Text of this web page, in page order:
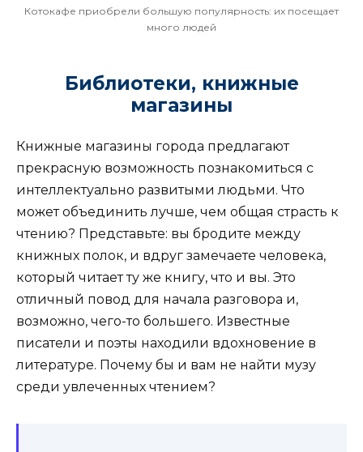
Котокафе приобрели большую популярность: их посещает
много людей
Библиотеки, книжные
магазины
Книжные магазины города предлагают
прекрасную возможность познакомиться с
интеллектуально развитыми людьми. Что
может объединить лучше, чем общая страсть к
чтению? Представьте: вы бродите между
книжных полок, и вдруг замечаете человека,
который читает ту же книгу, что и вы. Это
отличный повод для начала разговора и,
возможно, чего-то большего. Известные
писатели и поэты находили вдохновение в
литературе. Почему бы и вам не найти музу
среди увлеченных чтением?